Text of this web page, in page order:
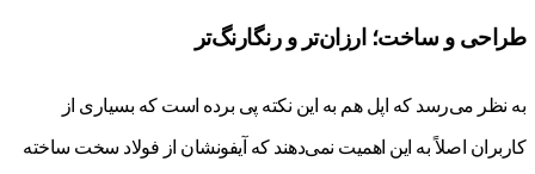
طراحی و ساخت؛ ارزان‌تر و رنگارنگ‌تر
به نظر می‌رسد که اپل هم به این نکته پی برده است که بسیاری از
کاربران اصلاً به این اهمیت نمی‌دهند که آیفونشان از فولاد سخت ساخته